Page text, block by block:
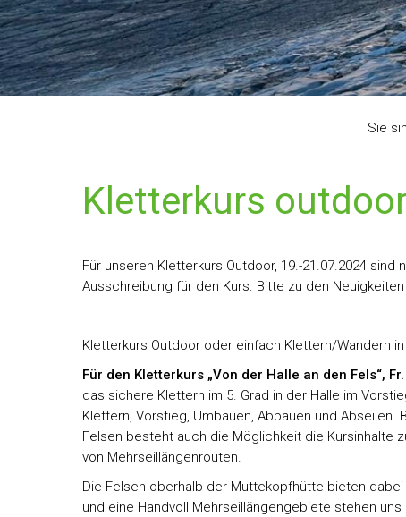
Sie
Kletterkurs
Für unseren Kletterkurs Outdoor, 19.-21.07.2024
Ausschreibung für den Kurs. Bitte zu den
Kletterkurs Outdoor oder einfach Klettern/Wandern
Für den Kletterkurs „Von der Halle an den Fels“,
das sichere Klettern im 5. Grad in der Halle im
Klettern, Vorstieg, Umbauen, Abbauen und
Felsen besteht auch die Möglichkeit die Kursinhalte
von Mehrseillängenrouten.
Die Felsen oberhalb der Muttekopfhütte bieten
und eine Handvoll Mehrseillängengebiete stehen uns